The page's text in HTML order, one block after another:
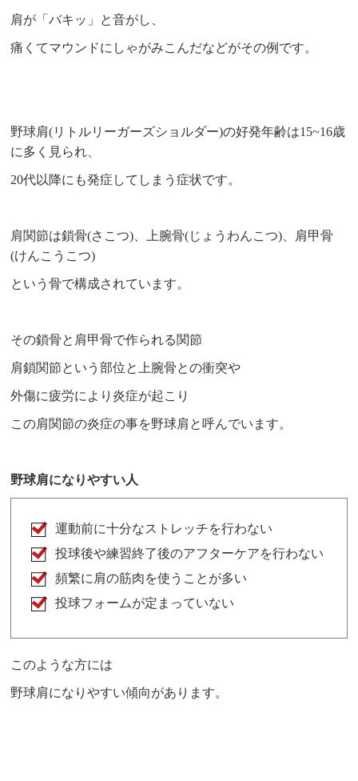
肩が「バキッ」と音がし、
痛くてマウンドにしゃがみこんだなどがその例です。
野球肩(リトルリーガーズショルダー)の好発年齢は15~16歳
に多く見られ、
20代以降にも発症してしまう症状です。
肩関節は鎖骨(さこつ)、上腕骨(じょうわんこつ)、肩甲骨
(けんこうこつ)
という骨で構成されています。
その鎖骨と肩甲骨で作られる関節
肩鎖関節という部位と上腕骨との衝突や
外傷に疲労により炎症が起こり
この肩関節の炎症の事を野球肩と呼んでいます。
野球肩になりやすい人
運動前に十分なストレッチを行わない
投球後や練習終了後のアフターケアを行わない
頻繁に肩の筋肉を使うことが多い
投球フォームが定まっていない
このような方には
野球肩になりやすい傾向があります。